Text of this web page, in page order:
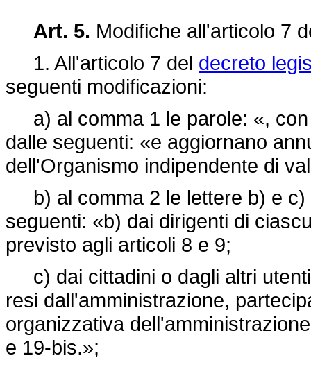
Art. 5. Modifiche all'articolo 7
1. All'articolo 7 del decreto
seguenti modificazioni:
a) al comma 1 le parole: «, con
dalle seguenti: «e aggiornano
dell'Organismo indipendente di
b) al comma 2 le lettere b) e c)
seguenti: «b) dai dirigenti di
previsto agli articoli 8 e 9;
c) dai cittadini o dagli altri
resi dall'amministrazione,
organizzativa
e 19-bis.»;